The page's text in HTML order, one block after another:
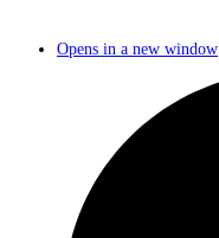
Opens in a new window